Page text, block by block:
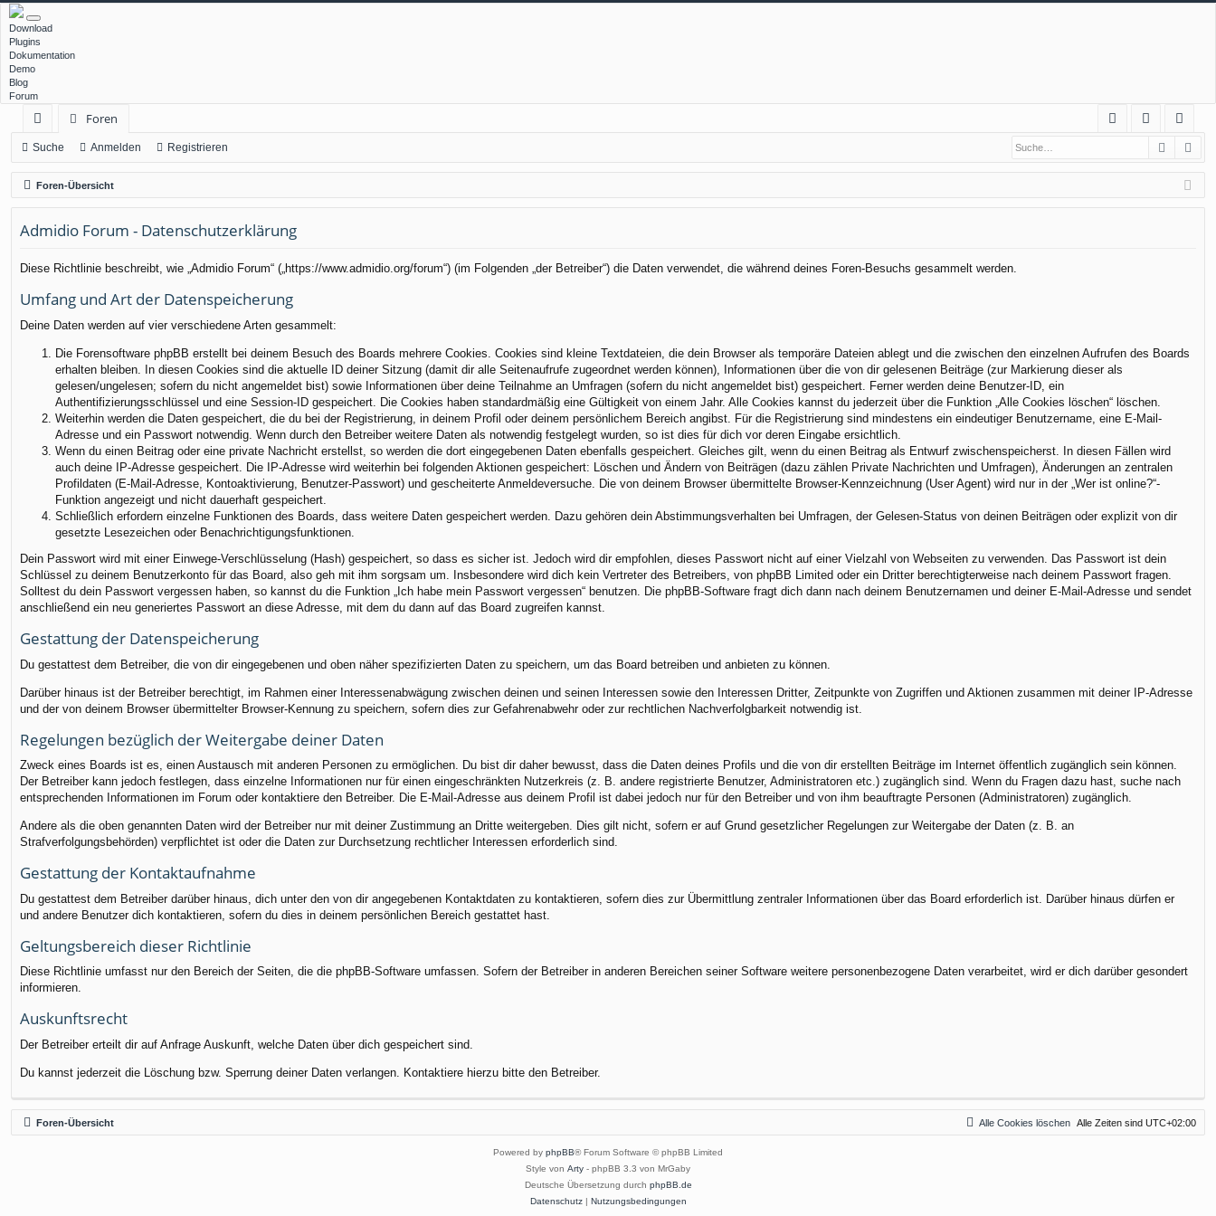
Download
Plugins
Dokumentation
Demo
Blog
Forum
ch
ne
llz
ug
Foren
Q
m
el
eg
ist
rie
Suche Anmelden Registrieren Suche
Foren-Übersicht
Admidio Forum - Datenschutzerklärung
Diese Richtlinie beschreibt, wie „Admidio Forum“ („https://www.admidio.org/forum“) (im Folgenden „der Betreiber“) die Daten verwendet, die während deines Foren-Besuchs gesammelt werden.
Umfang und Art der Datenspeicherung
Deine Daten werden auf vier verschiedene Arten gesammelt:
Die Forensoftware phpBB erstellt bei deinem Besuch des Boards mehrere Cookies. Cookies sind kleine Textdateien, die dein Browser als temporäre Dateien ablegt und die zwischen den einzelnen Aufrufen des Boards
erhalten bleiben. In diesen Cookies sind die aktuelle ID deiner Sitzung (damit dir alle Seitenaufrufe zugeordnet werden können), Informationen über die von dir gelesenen Beiträge (zur Markierung dieser als
gelesen/ungelesen; sofern du nicht angemeldet bist) sowie Informationen über deine Teilnahme an Umfragen (sofern du nicht angemeldet bist) gespeichert. Ferner werden deine Benutzer-ID, ein
Authentifizierungsschlüssel und eine Session-ID gespeichert. Die Cookies haben standardmäßig eine Gültigkeit von einem Jahr. Alle Cookies kannst du jederzeit über die Funktion „Alle Cookies löschen“ löschen.
Weiterhin werden die Daten gespeichert, die du bei der Registrierung, in deinem Profil oder deinem persönlichem Bereich angibst. Für die Registrierung sind mindestens ein eindeutiger Benutzername, eine E-Mail-
Adresse und ein Passwort notwendig. Wenn durch den Betreiber weitere Daten als notwendig festgelegt wurden, so ist dies für dich vor deren Eingabe ersichtlich.
Wenn du einen Beitrag oder eine private Nachricht erstellst, so werden die dort eingegebenen Daten ebenfalls gespeichert. Gleiches gilt, wenn du einen Beitrag als Entwurf zwischenspeicherst. In diesen Fällen wird
auch deine IP-Adresse gespeichert. Die IP-Adresse wird weiterhin bei folgenden Aktionen gespeichert: Löschen und Ändern von Beiträgen (dazu zählen Private Nachrichten und Umfragen), Änderungen an zentralen
Profildaten (E-Mail-Adresse, Kontoaktivierung, Benutzer-Passwort) und gescheiterte Anmeldeversuche. Die von deinem Browser übermittelte Browser-Kennzeichnung (User Agent) wird nur in der „Wer ist online?“-
Funktion angezeigt und nicht dauerhaft gespeichert.
Schließlich erfordern einzelne Funktionen des Boards, dass weitere Daten gespeichert werden. Dazu gehören dein Abstimmungsverhalten bei Umfragen, der Gelesen-Status von deinen Beiträgen oder explizit von dir
gesetzte Lesezeichen oder Benachrichtigungsfunktionen.
Dein Passwort wird mit einer Einwege-Verschlüsselung (Hash) gespeichert, so dass es sicher ist. Jedoch wird dir empfohlen, dieses Passwort nicht auf einer Vielzahl von Webseiten zu verwenden. Das Passwort ist dein
Schlüssel zu deinem Benutzerkonto für das Board, also geh mit ihm sorgsam um. Insbesondere wird dich kein Vertreter des Betreibers, von phpBB Limited oder ein Dritter berechtigterweise nach deinem Passwort fragen.
Solltest du dein Passwort vergessen haben, so kannst du die Funktion „Ich habe mein Passwort vergessen“ benutzen. Die phpBB-Software fragt dich dann nach deinem Benutzernamen und deiner E-Mail-Adresse und sendet
anschließend ein neu generiertes Passwort an diese Adresse, mit dem du dann auf das Board zugreifen kannst.
Gestattung der Datenspeicherung
Du gestattest dem Betreiber, die von dir eingegebenen und oben näher spezifizierten Daten zu speichern, um das Board betreiben und anbieten zu können.
Darüber hinaus ist der Betreiber berechtigt, im Rahmen einer Interessenabwägung zwischen deinen und seinen Interessen sowie den Interessen Dritter, Zeitpunkte von Zugriffen und Aktionen zusammen mit deiner IP-Adresse
und der von deinem Browser übermittelter Browser-Kennung zu speichern, sofern dies zur Gefahrenabwehr oder zur rechtlichen Nachverfolgbarkeit notwendig ist.
Regelungen bezüglich der Weitergabe deiner Daten
Zweck eines Boards ist es, einen Austausch mit anderen Personen zu ermöglichen. Du bist dir daher bewusst, dass die Daten deines Profils und die von dir erstellten Beiträge im Internet öffentlich zugänglich sein können.
Der Betreiber kann jedoch festlegen, dass einzelne Informationen nur für einen eingeschränkten Nutzerkreis (z. B. andere registrierte Benutzer, Administratoren etc.) zugänglich sind. Wenn du Fragen dazu hast, suche nach
entsprechenden Informationen im Forum oder kontaktiere den Betreiber. Die E-Mail-Adresse aus deinem Profil ist dabei jedoch nur für den Betreiber und von ihm beauftragte Personen (Administratoren) zugänglich.
Andere als die oben genannten Daten wird der Betreiber nur mit deiner Zustimmung an Dritte weitergeben. Dies gilt nicht, sofern er auf Grund gesetzlicher Regelungen zur Weitergabe der Daten (z. B. an
Strafverfolgungsbehörden) verpflichtet ist oder die Daten zur Durchsetzung rechtlicher Interessen erforderlich sind.
Gestattung der Kontaktaufnahme
Du gestattest dem Betreiber darüber hinaus, dich unter den von dir angegebenen Kontaktdaten zu kontaktieren, sofern dies zur Übermittlung zentraler Informationen über das Board erforderlich ist. Darüber hinaus dürfen er
und andere Benutzer dich kontaktieren, sofern du dies in deinem persönlichen Bereich gestattet hast.
Geltungsbereich dieser Richtlinie
Diese Richtlinie umfasst nur den Bereich der Seiten, die die phpBB-Software umfassen. Sofern der Betreiber in anderen Bereichen seiner Software weitere personenbezogene Daten verarbeitet, wird er dich darüber gesondert
informieren.
Auskunftsrecht
Der Betreiber erteilt dir auf Anfrage Auskunft, welche Daten über dich gespeichert sind.
Du kannst jederzeit die Löschung bzw. Sperrung deiner Daten verlangen. Kontaktiere hierzu bitte den Betreiber.
Foren-Übersicht Alle Zeiten sind UTC+02:00
Alle Cookies löschen
Powered by phpBB® Forum Software © phpBB Limited
Style von Arty - phpBB 3.3 von MrGaby
Deutsche Übersetzung durch phpBB.de
Datenschutz| Nutzungsbedingungen